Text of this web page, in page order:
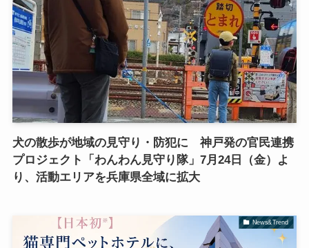
犬の散歩が地域の見守り・防犯に 神戸発の官民連携
プロジェクト「わんわん見守り隊」7月24日（金）よ
り、活動エリアを兵庫県全域に拡大
News&Trend